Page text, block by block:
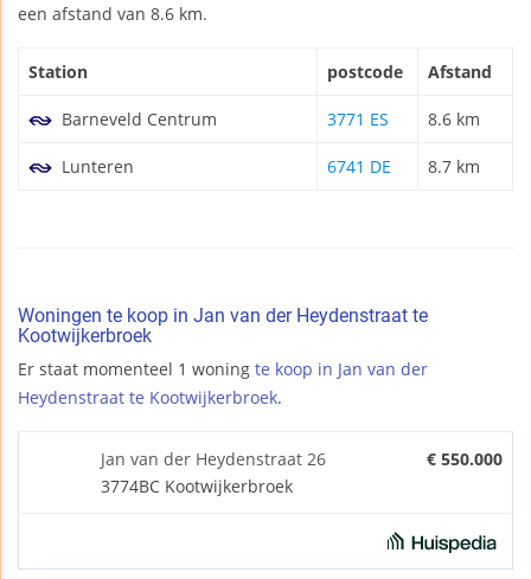
een afstand van 8.6 km.
Station postcode Afstand
Barneveld Centrum 3771 ES 8.6 km
Lunteren 6741 DE 8.7 km
Woningen te koop in Jan van der Heydenstraat te
Kootwijkerbroek
Er staat momenteel 1 woning te koop in Jan van der
Heydenstraat te Kootwijkerbroek.
Jan van der Heydenstraat 26
3774BC Kootwijkerbroek
€ 550.000